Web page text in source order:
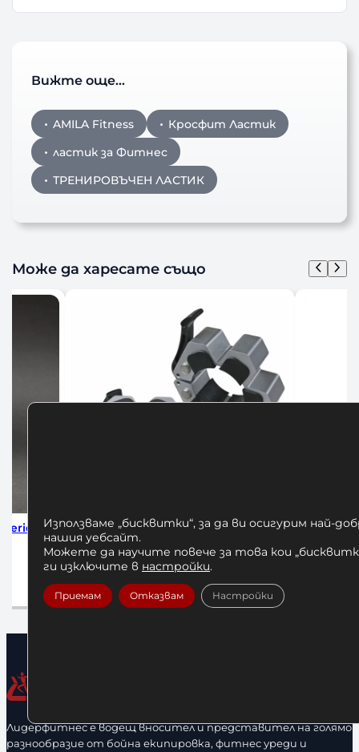
Вижте още…
AMILA Fitness
Кросфит Ластик
ластик за Фитнес
ТРЕНИРОВЪЧЕН ЛАСТИК
Може да харесате също
Скоби за
Алуминиеви Заключващи Скоби за
Олимпийски Лост 50 мм
30,68€/ 60,00 лв.
Добавяне в количката
Лидерфитнес е водещ вносител и представител на голямо
разнообразие от бойна екипировка, фитнес уреди и
Използваме „бисквитки“, за да ви осигурим най-
нашия уебсайт.
Можете да научите повече за това кои
ги изключите в настройки.
Приемам Отказвам Настройки